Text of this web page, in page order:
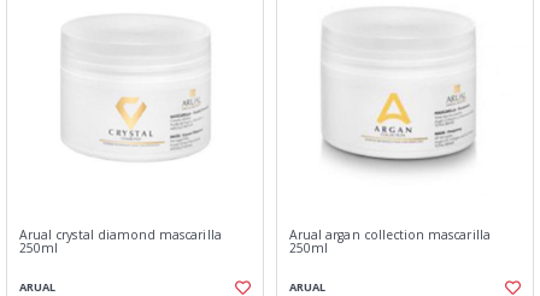
Arual crystal diamond mascarilla
250ml
ARUAL
Arual argan collection mascarilla
250ml
ARUAL